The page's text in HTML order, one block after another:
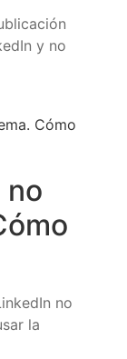
y no
no
no
la